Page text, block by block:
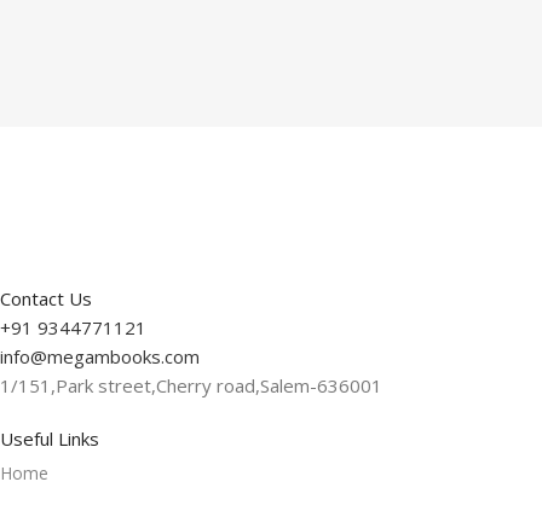
Contact Us
+91 9344771121
info@megambooks.com
1/151,Park street,Cherry road,Salem-636001
Useful Links
Home